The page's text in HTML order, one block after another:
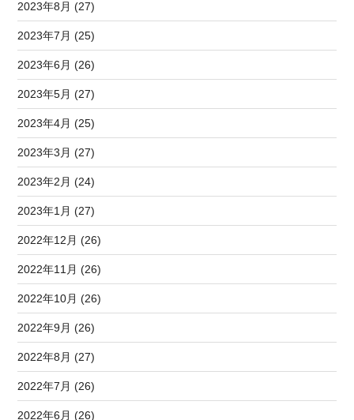
2023年8月 (27)
2023年7月 (25)
2023年6月 (26)
2023年5月 (27)
2023年4月 (25)
2023年3月 (27)
2023年2月 (24)
2023年1月 (27)
2022年12月 (26)
2022年11月 (26)
2022年10月 (26)
2022年9月 (26)
2022年8月 (27)
2022年7月 (26)
2022年6月 (26)